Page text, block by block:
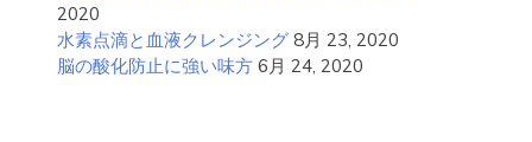
2020
水素点滴と血液クレンジング 8月 23, 2020
脳の酸化防止に強い味方 6月 24, 2020